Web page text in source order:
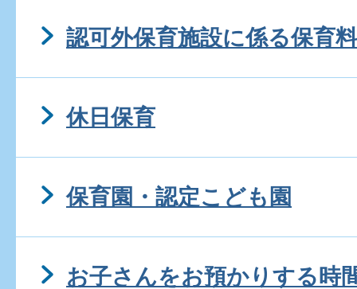
認可外保育施設に係る保育
休日保育
保育園・認定こども園
お子さんをお預かりする時